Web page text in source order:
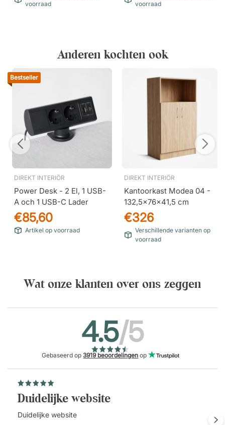
voorraad
voorraad
Anderen kochten ook
Bestseller
DIREKT INTERIÖR
Power Desk - 2 El, 1 USB-
A och 1 USB-C Lader
€85,60
Artikel op voorraad
DIREKT INTERIÖR
Kantoorkast Modea 04 -
132,5x76x41,5 cm
€326
Verschillende varianten op
voorraad
Wat onze klanten over ons zeggen
4.5/5
Gebaseerd op3919 beoordelingen op
Duidelijke website
Duidelijke website